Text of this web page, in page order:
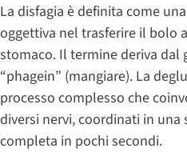
La disfagia è definita come
oggettiva nel trasferire il bolo
stomaco. Il termine deriva dal
“phagein” (mangiare). La
processo complesso che
diversi nervi, coordinati in una
completa in pochi secondi.